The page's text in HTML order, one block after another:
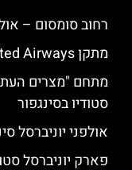
רחוב סומסום –
מתקן Enchanted Airways ביוניברסל סטודיו בסינגפור
מתחם "מצרים
סטודיו בסינגפור
אולפני יוניברסל
פארק יוניברסל